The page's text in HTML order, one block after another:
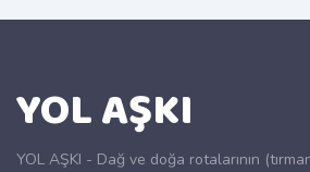
YOL AŞKI
YOL AŞKI - Dağ ve doğa rotalarının